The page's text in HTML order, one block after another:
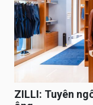
ZILLI: Tuyên